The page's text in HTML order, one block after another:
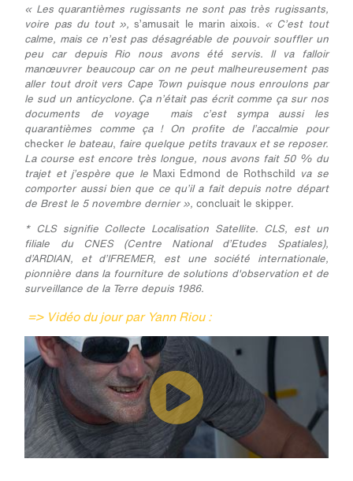
« Les quarantièmes rugissants ne sont pas très rugissants,
voire pas du tout », s’amusait le marin aixois. « C’est tout
calme, mais ce n’est pas désagréable de pouvoir souffler un
peu car depuis Rio nous avons été servis. Il va falloir
manœuvrer beaucoup car on ne peut malheureusement pas
aller tout droit vers Cape Town puisque nous enroulons par
le sud un anticyclone. Ça n’était pas écrit comme ça sur nos
documents de voyage mais c’est sympa aussi les
quarantièmes comme ça ! On profite de l’accalmie pour
checker le bateau, faire quelque petits travaux et se reposer.
La course est encore très longue, nous avons fait 50 % du
trajet et j’espère que le Maxi Edmond de Rothschild va se
comporter aussi bien que ce qu’il a fait depuis notre départ
de Brest le 5 novembre dernier », concluait le skipper.
* CLS signifie Collecte Localisation Satellite. CLS, est un
filiale du CNES (Centre National d’Etudes Spatiales),
d’ARDIAN, et d’IFREMER, est une société internationale,
pionnière dans la fourniture de solutions d'observation et de
surveillance de la Terre depuis 1986.
=> Vidéo du jour par Yann Riou :